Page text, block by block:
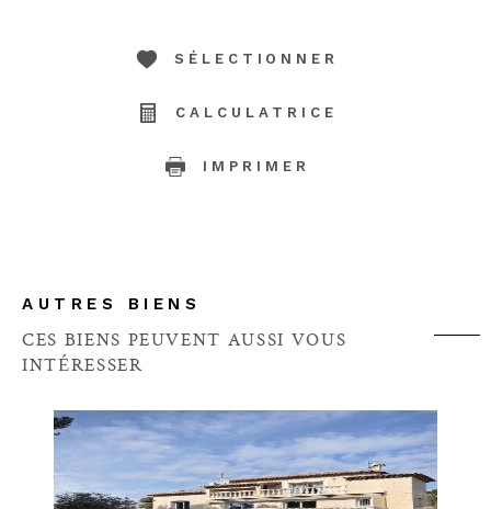
SÉLECTIONNER
CALCULATRICE
IMPRIMER
AUTRES BIENS
CES BIENS PEUVENT AUSSI VOUS
INTÉRESSER